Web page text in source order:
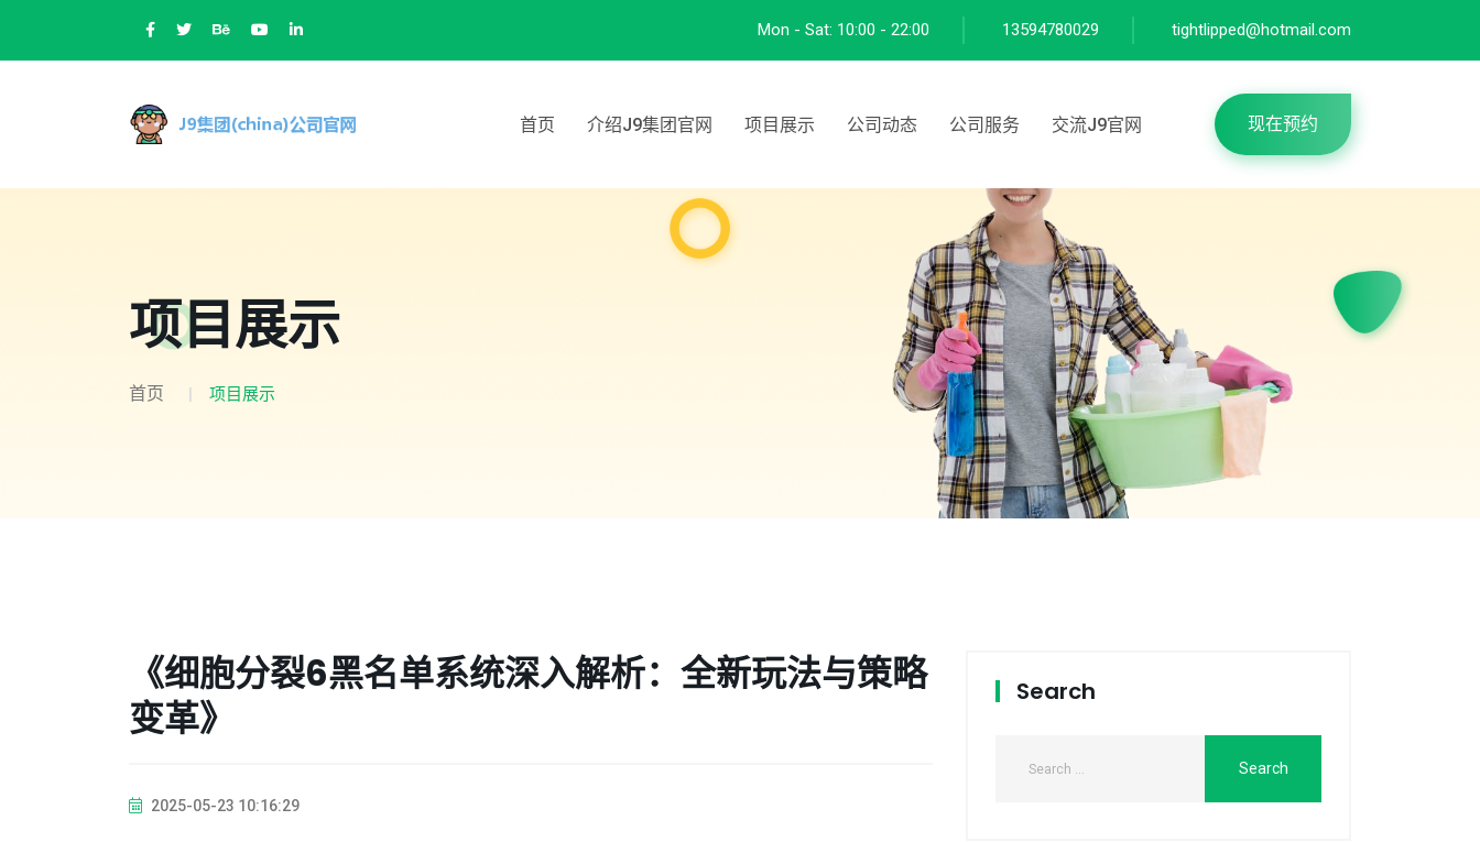
Mon - Sat: 10:00 - 22:00 13594780029 tightlipped@hotmail.com
首页 介绍J9集团官网 项目展示 公司动态 公司服务 交流J9官网 现在预约
项目展示
首页 项目展示
《细胞分裂6黑名单系统深入解析：全新玩法与策略
变革》
2025-05-23 10:16:29
Search